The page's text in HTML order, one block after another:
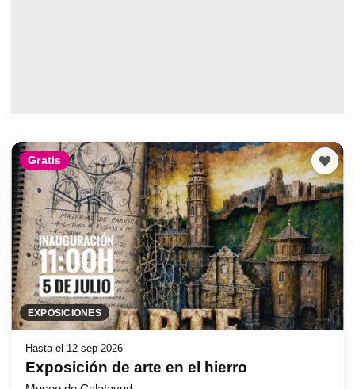
Gratis
EXPOSICIONES
Hasta el 12 sep 2026
Exposición de arte en el hierro